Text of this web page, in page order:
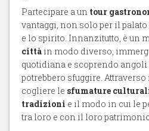
Partecipare a un tour
vantaggi, non solo per il
e lo spirito. Innanzitutto, è un
città in modo diverso,
quotidiana e scoprendo
potrebbero sfuggire.
cogliere le sfumature
tradizioni e il modo in cui le
tra loro e con il loro